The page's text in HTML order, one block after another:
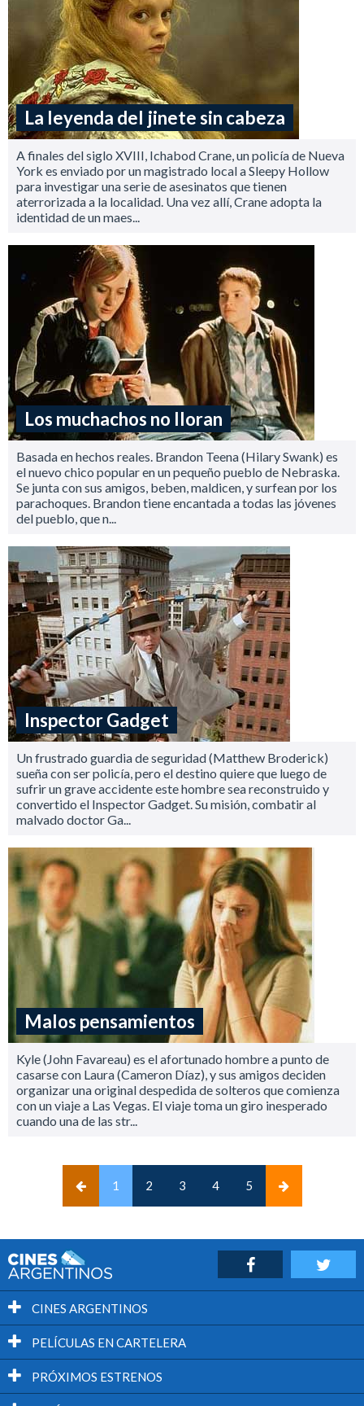
La leyenda del jinete sin cabeza
A finales del siglo XVIII, Ichabod Crane, un policía de Nueva
York es enviado por un magistrado local a Sleepy Hollow
para investigar una serie de asesinatos que tienen
aterrorizada a la localidad. Una vez allí, Crane adopta la
identidad de un maes...
Los muchachos no lloran
Basada en hechos reales. Brandon Teena (Hilary Swank) es
el nuevo chico popular en un pequeño pueblo de Nebraska.
Se junta con sus amigos, beben, maldicen, y surfean por los
parachoques. Brandon tiene encantada a todas las jóvenes
del pueblo, que n...
Inspector Gadget
Un frustrado guardia de seguridad (Matthew Broderick)
sueña con ser policía, pero el destino quiere que luego de
sufrir un grave accidente este hombre sea reconstruido y
convertido el Inspector Gadget. Su misión, combatir al
malvado doctor Ga...
Malos pensamientos
Kyle (John Favareau) es el afortunado hombre a punto de
casarse con Laura (Cameron Díaz), y sus amigos deciden
organizar una original despedida de solteros que comienza
con un viaje a Las Vegas. El viaje toma un giro inesperado
cuando una de las str...
1 (current)
2 3 4 5
CINES ARGENTINOS
PELÍCULAS EN CARTELERA
PRÓXIMOS ESTRENOS